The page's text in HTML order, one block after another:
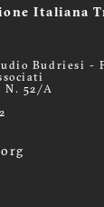
Italiana
Budriesi -
N. 52/A